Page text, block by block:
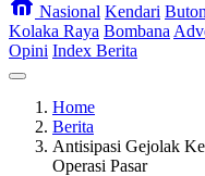
Nasional Kendari
Kolaka Raya Bombana
Opini Index Berita
Home
Berita
Antisipasi Gejolak
Operasi Pasar